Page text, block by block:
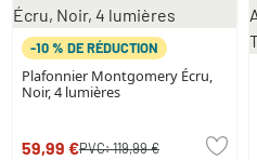
-10 % DE RÉDUCTION
Plafonnier Montgomery Écru,
Noir, 4 lumières
59,99 €PVC:119,99 €